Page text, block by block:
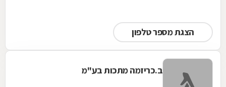
הצגת מספר טלפון
ב.כריזמה מתכות בע''מ